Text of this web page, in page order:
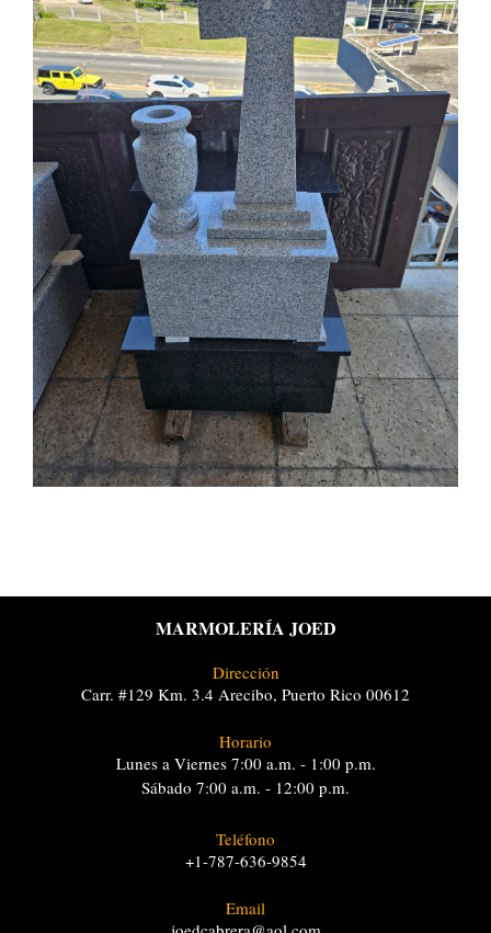
MARMOLERÍA JOED
Dirección
Carr. #129 Km. 3.4 Arecibo, Puerto Rico 00612
Horario
Lunes a Viernes 7:00 a.m. - 1:00 p.m.
Sábado 7:00 a.m. - 12:00 p.m.
Teléfono
+1-787-636-9854
Email